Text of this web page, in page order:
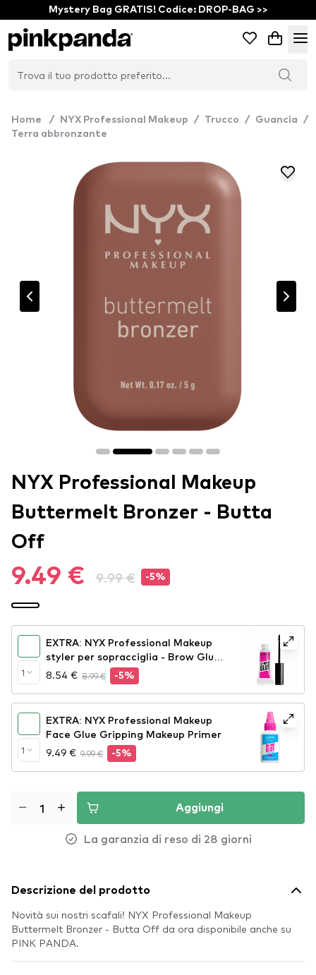
Mystery Bag GRATIS! Codice: DROP-BAG >>
Home / NYX Professional Makeup / Trucco / Guancia
/
Terra abbronzante
NYX Professional Makeup
Buttermelt Bronzer - Butta
Off
9.49 € 9.99 € -5%
1
EXTRA: NYX Professional Makeup
styler per sopracciglia - Brow Glue
Instant Brow Styler
8.54 € 8.99 € -5%
1
EXTRA: NYX Professional Makeup
Face Glue Gripping Makeup Primer
9.49 € 9.99 € -5%
Aggiungi
La garanzia di reso di 28 giorni
Descrizione del prodotto
Novità sui nostri scafali! NYX Professional Makeup
Buttermelt Bronzer - Butta Off da ora disponibile anche su
PINK PANDA.